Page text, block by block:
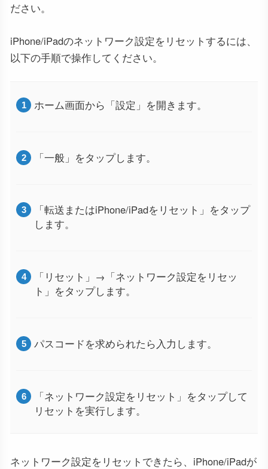
ださい。
iPhone/iPadのネットワーク設定をリセットするには、
以下の手順で操作してください。
ホーム画面から「設定」を開きます。
「一般」をタップします。
「転送またはiPhone/iPadをリセット」をタップ
します。
「リセット」→「ネットワーク設定をリセッ
ト」をタップします。
パスコードを求められたら入力します。
「ネットワーク設定をリセット」をタップして
リセットを実行します。
ネットワーク設定をリセットできたら、iPhone/iPadが